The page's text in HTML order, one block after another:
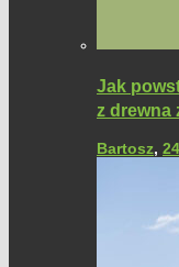
Jak
z drewna
Bartosz,